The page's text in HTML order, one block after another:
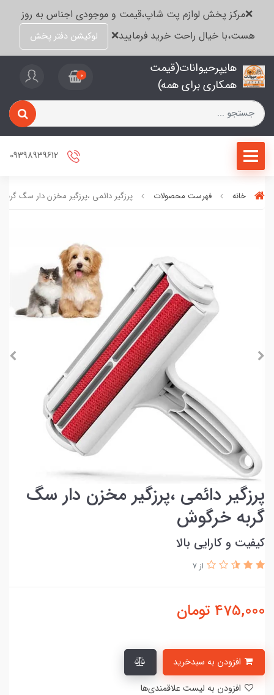
❌مرکز پخش لوازم پت شاپ،قیمت و موجودی اجناس به روز
هست،با خیال راحت خرید فرمایید❌
لوکیشن دفتر پخش
هایپرحیوانات(قیمت
همکاری برای همه)
0
خانه فهرست محصولات پرزگیر دائمی ،پرزگیر مخزن دار سگ
پرزگیر دائمی ،پرزگیر مخزن دار سگ
گربه خرگوش
کیفیت و کارایی بالا
از 7
475,000 تومان